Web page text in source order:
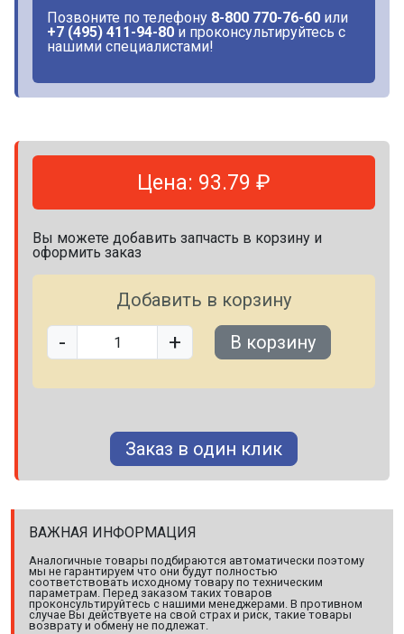
Позвоните по телефону 8-800 770-76-60 или
+7 (495) 411-94-80 и проконсультируйтесь с
нашими специалистами!
Цена: 93.79 ₽
Вы можете добавить запчасть в корзину и
оформить заказ
Добавить в корзину
- + В корзину
Заказ в один клик
ВАЖНАЯ ИНФОРМАЦИЯ
Аналогичные товары подбираются автоматически поэтому
мы не гарантируем что они будут полностью
соответствовать исходному товару по техническим
параметрам. Перед заказом таких товаров
проконсультируйтесь с нашими менеджерами. В противном
случае Вы действуете на свой страх и риск, такие товары
возврату и обмену не подлежат.